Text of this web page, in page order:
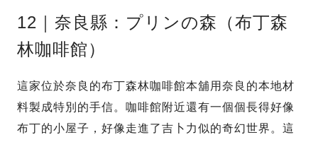
12｜奈良縣：プリンの森（布丁森
林咖啡館）
這家位於奈良的布丁森林咖啡館本舖用奈良的本地材
料製成特別的手信。咖啡館附近還有一個個長得好像
布丁的小屋子，好像走進了吉卜力似的奇幻世界。這